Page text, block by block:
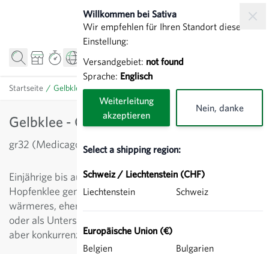
Willkommen bei Sativa
Wir empfehlen für Ihren Standort diese
Einstellung:
Versandgebiet: not found
Sprache: Englisch
Weiterleitung
akzeptieren
Nein, danke
Select a shipping region:
Schweiz / Liechtenstein (CHF)
Liechtenstein
Schweiz
Europäische Union (€)
Belgien
Bulgarien
Startseite / Gelbklee - Gründüngung
Gelbklee - Gründüngung
gr32 (Medicago lupulina)
Einjährige bis ausdauernde, frühblühende Art, auch
Hopfenklee genannt. Für kalkhaltigen Boden und
wärmeres, eher trockenes Klima. Gut als Gründüngung
oder als Untersaat für Herbstweiden. Schnellwüchsig
aber konkurrenzschwach ab der zweiten Nutzung.